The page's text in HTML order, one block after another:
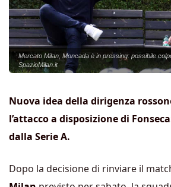
Mercato Milan, Moncada è in pressing: possibile
SpazioMilan.it
Nuova idea della dirigenza
l’attacco a disposizione di
dalla Serie A.
Dopo la decisione di rinviare il